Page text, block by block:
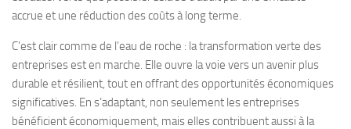
accrue et une réduction des coûts à long terme.
C’est clair comme de l’eau de roche : la transformation verte des
entreprises est en marche. Elle ouvre la voie vers un avenir plus
durable et résilient, tout en offrant des opportunités économiques
significatives. En s’adaptant, non seulement les entreprises
bénéficient économiquement, mais elles contribuent aussi à la